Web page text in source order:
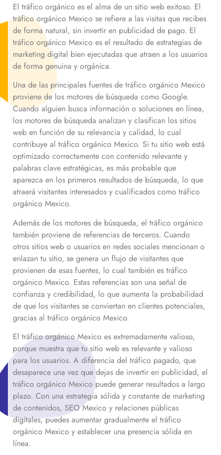
El tráfico orgánico es el alma de un sitio web exitoso. El
tráfico orgánico Mexico se refiere a las visitas que recibes
de forma natural, sin invertir en publicidad de pago. El
tráfico orgánico Mexico es el resultado de estrategias de
marketing digital bien ejecutadas que atraen a los usuarios
de forma genuina y orgánica.
Una de las principales fuentes de tráfico orgánico Mexico
proviene de los motores de búsqueda como Google.
Cuando alguien busca información o soluciones en línea,
los motores de búsqueda analizan y clasifican los sitios
web en función de su relevancia y calidad, lo cual
contribuye al tráfico orgánico Mexico. Si tu sitio web está
optimizado correctamente con contenido relevante y
palabras clave estratégicas, es más probable que
aparezca en los primeros resultados de búsqueda, lo que
atraerá visitantes interesados y cualificados como tráfico
orgánico Mexico.
Además de los motores de búsqueda, el tráfico orgánico
también proviene de referencias de terceros. Cuando
otros sitios web o usuarios en redes sociales mencionan o
enlazan tu sitio, se genera un flujo de visitantes que
provienen de esas fuentes, lo cual también es tráfico
orgánico Mexico. Estas referencias son una señal de
confianza y credibilidad, lo que aumenta la probabilidad
de que los visitantes se conviertan en clientes potenciales,
gracias al tráfico orgánico Mexico.
El tráfico orgánicoMexico es extremadamente valioso,
porque muestra que tu sitio web es relevante y valioso
para los usuarios. A diferencia del tráfico pagado, que
desaparece una vez que dejas de invertir en publicidad, el
tráfico orgánico Mexico puede generar resultados a largo
plazo. Con una estrategia sólida y constante de marketing
de contenidos, SEOMexico y relaciones públicas
digitales, puedes aumentar gradualmente el tráfico
orgánico Mexico y establecer una presencia sólida en
línea.